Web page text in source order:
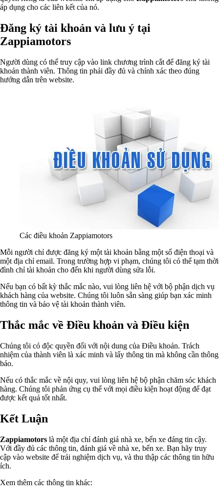
áp dụng cho các liên kết của nó.
Đăng ký tài khoản và lưu ý tại
Zappiamotors
Người dùng có thể truy cập vào link chương trình cắt để đăng ký tài
khoản thành viên. Thông tin phải đầy đủ và chính xác theo đúng
hướng dẫn trên website.
Các điều khoản Zappiamotors
Mỗi người chỉ được đăng ký một tài khoản bằng một số điện thoại và
một địa chỉ email. Trong trường hợp vi phạm, chúng tôi có thể tạm thời
đình chỉ tài khoản cho đến khi người dùng sửa lỗi.
Nếu bạn có bất kỳ thắc mắc nào, vui lòng liên hệ với bộ phận dịch vụ
khách hàng của website. Chúng tôi luôn sẵn sàng giúp bạn xác minh
thông tin và bảo vệ tài khoản thành viên.
Thắc mắc về Điều khoản và Điều kiện
Chúng tôi có độc quyền đối với nội dung của Điều khoản. Trách
nhiệm của thành viên là xác minh và lấy thông tin mà không cần thông
báo.
Nếu có thắc mắc về nội quy, vui lòng liên hệ bộ phận chăm sóc khách
hàng. Chúng tôi phản ứng cụ thể với mọi điều kiện hoạt động để đạt
được kết quả tốt nhất.
Kết Luận
Zappiamotors là một địa chỉ đánh giá nhà xe, bến xe đáng tin cậy.
Với đầy đủ các thông tin, đánh giá về nhà xe, bến xe. Bạn hãy truy
cập vào website để trải nghiệm dịch vụ, và thu thập các thông tin hữu
ích.
Xem thêm các thông tin khác: